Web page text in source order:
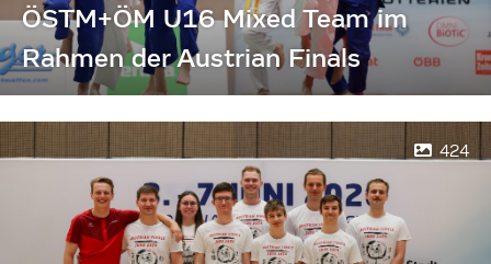
ÖSTM+ÖM U16 Mixed Team im
Rahmen der Austrian Finals
424